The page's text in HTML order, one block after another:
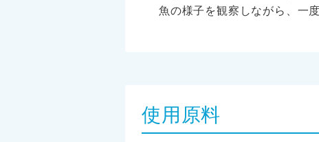
魚の様子を観察しながら、一
使用原料